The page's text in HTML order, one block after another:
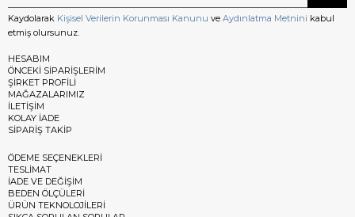
Kaydolarak Kişisel Verilerin Korunması Kanunu ve Aydınlatma Metnini kabul
etmiş olursunuz.
HESABIM
ÖNCEKİ SİPARİŞLERİM
ŞİRKET PROFİLİ
MAĞAZALARIMIZ
İLETİŞİM
KOLAY İADE
SİPARİŞ TAKİP
ÖDEME SEÇENEKLERİ
TESLİMAT
İADE VE DEĞİŞİM
BEDEN ÖLÇÜLERİ
ÜRÜN TEKNOLOJİLERİ